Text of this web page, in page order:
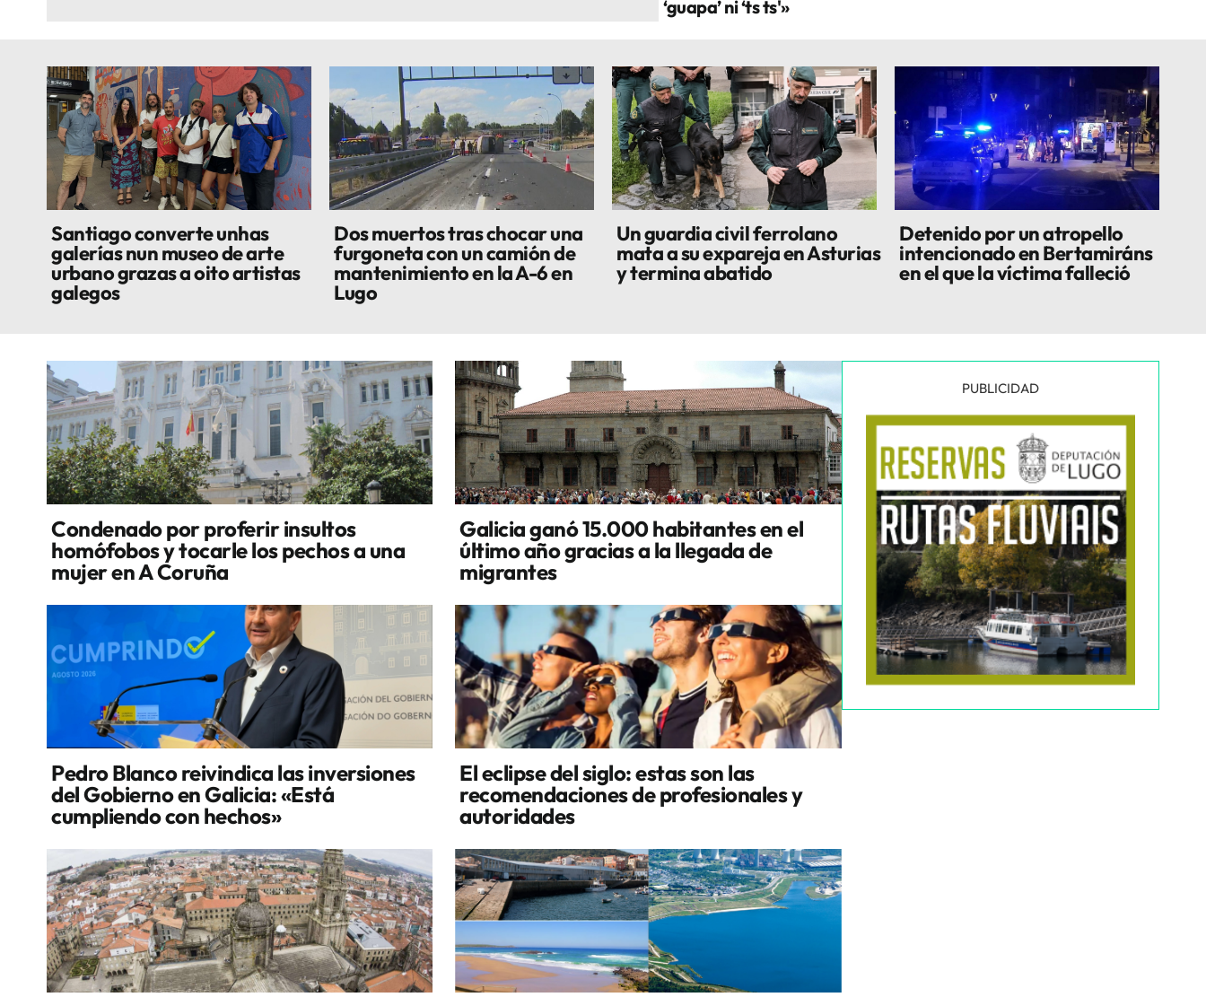
‘guapa’ ni ‘ts ts'»
Santiago converte unhas
galerías nun museo de arte
urbano grazas a oito artistas
galegos
Dos muertos tras chocar una
furgoneta con un camión de
mantenimiento en la A-6 en
Lugo
Un guardia civil ferrolano
mata a su expareja en Asturias
y termina abatido
Detenido por un atropello
intencionado en Bertamiráns
en el que la víctima falleció
Condenado por proferir insultos
homófobos y tocarle los pechos a una
mujer en A Coruña
Galicia ganó 15.000 habitantes en el
último año gracias a la llegada de
migrantes
Pedro Blanco reivindica las inversiones
del Gobierno en Galicia: «Está
cumpliendo con hechos»
El eclipse del siglo: estas son las
recomendaciones de profesionales y
autoridades
PUBLICIDAD